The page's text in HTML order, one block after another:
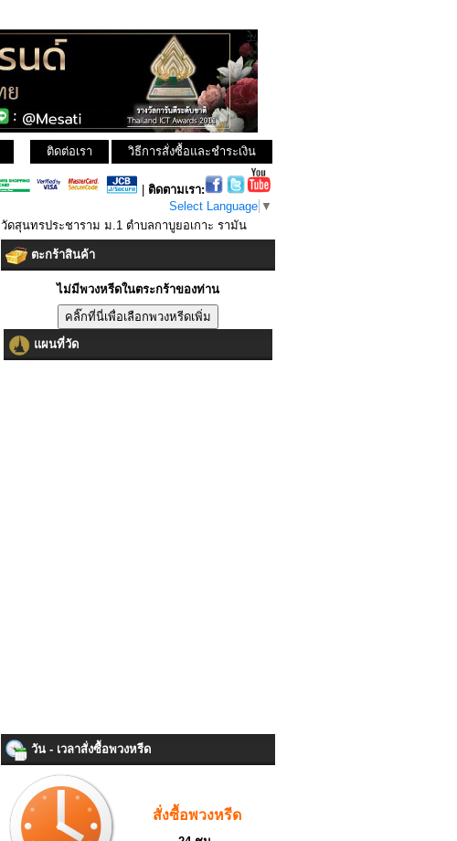
วิธีการสั่งซื้อและชำระเงิน
ติดต่อเรา
ติดตามเรา:
Select Language ▼
วัดสุนทรประชาราม ม.1 ตำบลกาบูยอเกาะ รามัน
ตะกร้าสินค้า
ไม่มีพวงหรีดในตระกร้าของท่าน
แผนที่วัด
วัน - เวลาสั่งซื้อพวงหรีด
สั่งซื้อพวงหรีด